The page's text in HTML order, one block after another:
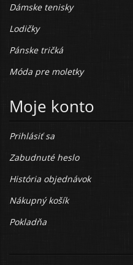
Dámske tenisky
Lodičky
Pánske tričká
Móda pre moletky
Moje konto
Prihlásiť sa
Zabudnuté heslo
História objednávok
Nákupný košík
Pokladňa